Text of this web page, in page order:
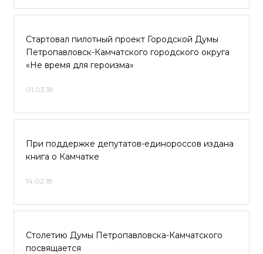
Стартовал пилотный проект Городской Думы
Петропавловск-Камчатского городского округа
«Не время для героизма»
01.03.18
При поддержке депутатов-единороссов издана
книга о Камчатке
14.02.18
Столетию Думы Петропавловска-Камчатского
посвящается